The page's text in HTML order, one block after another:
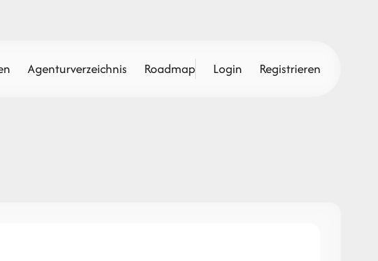
Agenturverzeichnis Roadmap Login Registrieren